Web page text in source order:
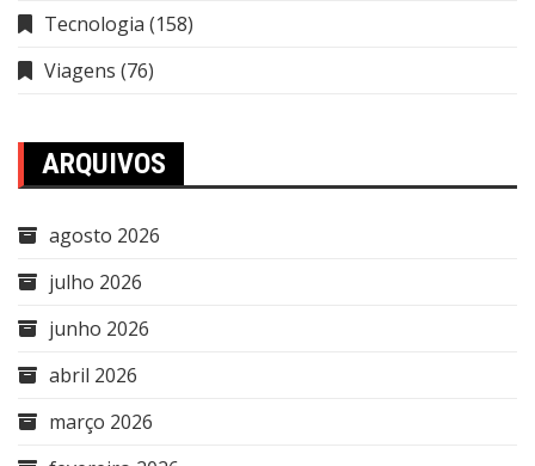
Tecnologia (158)
Viagens (76)
ARQUIVOS
agosto 2026
julho 2026
junho 2026
abril 2026
março 2026